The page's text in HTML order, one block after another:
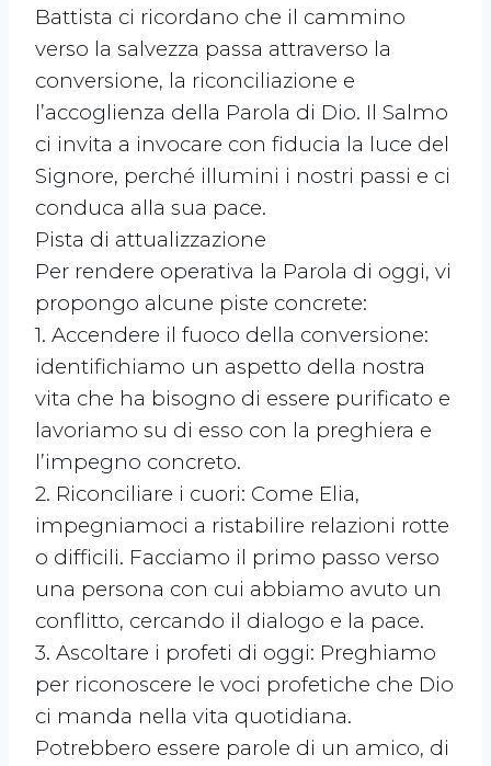
Battista ci ricordano che il cammino
verso la salvezza passa attraverso la
conversione, la riconciliazione e
l’accoglienza della Parola di Dio. Il Salmo
ci invita a invocare con fiducia la luce del
Signore, perché illumini i nostri passi e ci
conduca alla sua pace.
Pista di attualizzazione
Per rendere operativa la Parola di oggi, vi
propongo alcune piste concrete:
1. Accendere il fuoco della conversione:
identifichiamo un aspetto della nostra
vita che ha bisogno di essere purificato e
lavoriamo su di esso con la preghiera e
l’impegno concreto.
2. Riconciliare i cuori: Come Elia,
impegniamoci a ristabilire relazioni rotte
o difficili. Facciamo il primo passo verso
una persona con cui abbiamo avuto un
conflitto, cercando il dialogo e la pace.
3. Ascoltare i profeti di oggi: Preghiamo
per riconoscere le voci profetiche che Dio
ci manda nella vita quotidiana.
Potrebbero essere parole di un amico, di